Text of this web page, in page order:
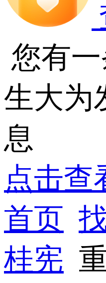
您有
生大为
息
点击查
首页
桂宪